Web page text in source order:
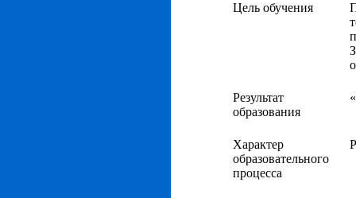
Цель обучения
Результат
образования
Характер
образовательного
процесса